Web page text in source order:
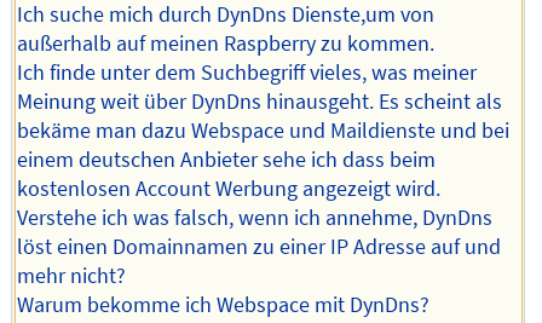
Ich suche mich durch DynDns Dienste,um von
außerhalb auf meinen Raspberry zu kommen.
Ich finde unter dem Suchbegriff vieles, was meiner
Meinung weit über DynDns hinausgeht. Es scheint als
bekäme man dazu Webspace und Maildienste und bei
einem deutschen Anbieter sehe ich dass beim
kostenlosen Account Werbung angezeigt wird.
Verstehe ich was falsch, wenn ich annehme, DynDns
löst einen Domainnamen zu einer IP Adresse auf und
mehr nicht?
Warum bekomme ich Webspace mit DynDns?